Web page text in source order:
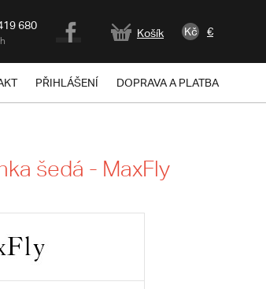
680
Košík Kč €
PŘIHLÁŠENÍ DOPRAVA A PLATBA
šedá - MaxFly